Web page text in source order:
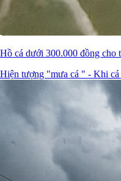
Hồ cá dưới 300.000 đồng cho
Hiện tượng "mưa cá " - Khi